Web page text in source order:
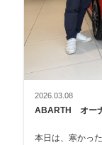
2026.03.08
ABARTH オー
本日は、寒かっ